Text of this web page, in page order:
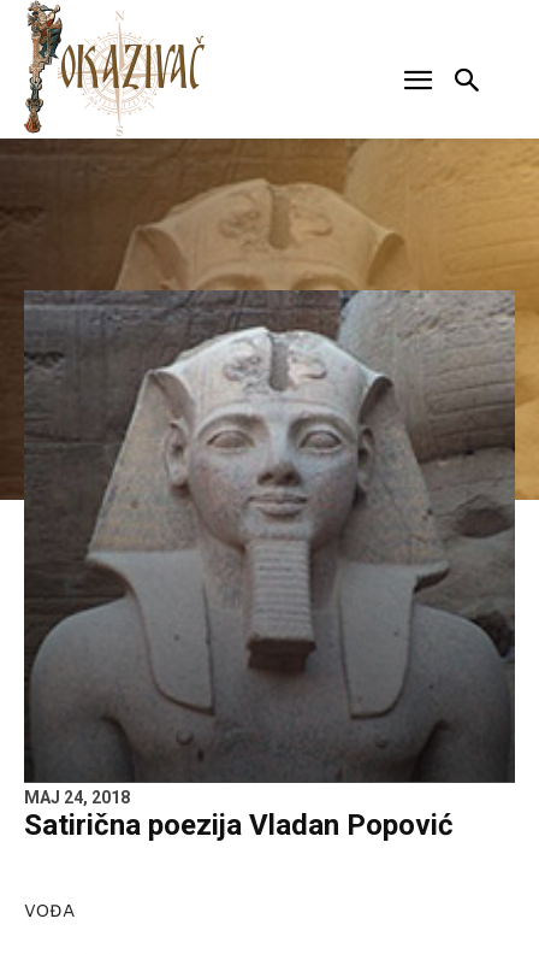
MAJ 24, 2018
Satirična poezija Vladan Popović
VOĐA